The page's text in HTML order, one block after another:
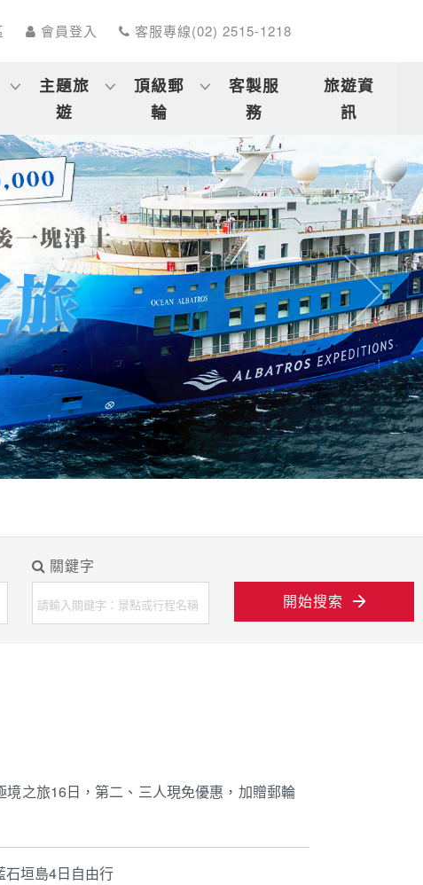
會員登入 客服專線(02) 2515-1218
主題旅
遊
頂級郵
輪
客製服
務
旅遊資
訊
往後
關鍵字
開始搜索
境之旅16日，第二、三人現免優惠，加贈郵輪
石垣島4日自由行